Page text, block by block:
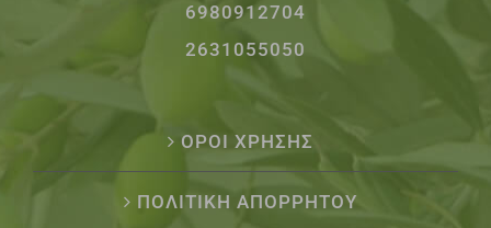
6980912704
2631055050
ΟΡΟΙ ΧΡΗΣΗΣ
ΠΟΛΙΤΙΚΗ ΑΠΟΡΡΗΤΟΥ